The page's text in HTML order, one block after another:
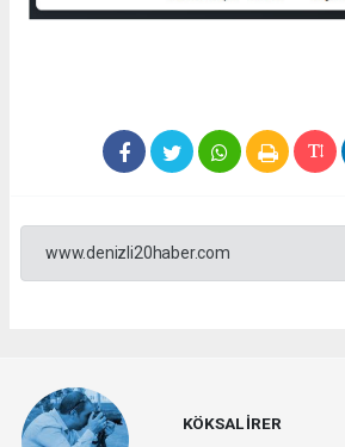
www.denizli20haber.com
KÖKSAL İRER